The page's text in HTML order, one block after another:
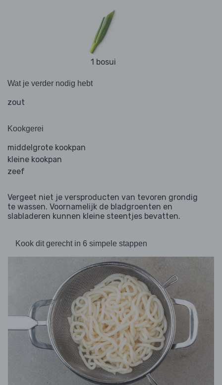
1 bosui
Wat je verder nodig hebt
zout
Kookgerei
middelgrote kookpan
kleine kookpan
zeef
Vergeet niet je versproducten van tevoren grondig
te wassen. Voornamelijk de bladgroenten en
slabladeren kunnen kleine steentjes bevatten.
Kook dit gerecht in 6 simpele stappen